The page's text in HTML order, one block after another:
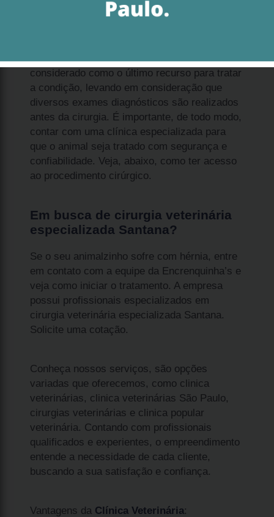
considerado como o último recurso para tratar
a condição, levando em consideração que
diversos exames diagnósticos são realizados
antes da cirurgia. É importante, de todo modo,
contar com uma clínica especializada para
que o animal seja tratado com segurança e
confiabilidade. Veja, abaixo, como ter acesso
ao procedimento cirúrgico.
Em busca de cirurgia veterinária
especializada Santana?
Se o seu animalzinho sofre com hérnia, entre
em contato com a equipe da Encrenquinha’s e
veja como iniciar o tratamento. A empresa
possui profissionais especializados em
cirurgia veterinária especializada Santana.
Solicite uma cotação.
Conheça nossos serviços, são opções
variadas que oferecemos, como clinica
veterinárias, clinica veterinárias São Paulo,
cirurgias veterinárias e clinica popular
veterinária. Contando com profissionais
qualificados e experientes, o empreendimento
entende a necessidade de cada cliente,
buscando a sua satisfação e confiança.
Vantagens da Clínica Veterinária: